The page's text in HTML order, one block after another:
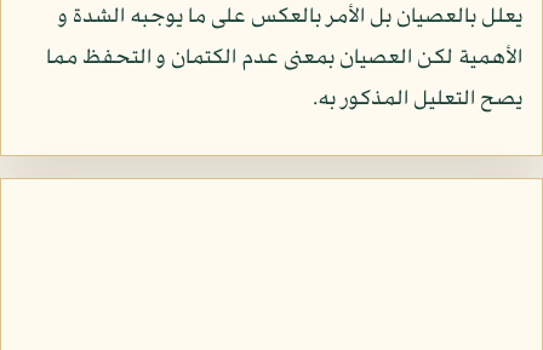
يعلل بالعصيان بل الأمر بالعكس على ما يوجبه الشدة و
الأهمية لكن العصيان بمعنى عدم الكتمان و التحفظ مما
يصح التعليل المذكور به.